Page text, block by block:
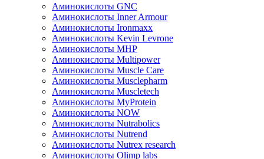
Аминокислоты GNC
Аминокислоты Inner Armour
Аминокислоты Ironmaxx
Аминокислоты Kevin Levrone
Аминокислоты MHP
Аминокислоты Multipower
Аминокислоты Muscle Care
Аминокислоты Musclepharm
Аминокислоты Muscletech
Аминокислоты MyProtein
Аминокислоты NOW
Аминокислоты Nutrabolics
Аминокислоты Nutrend
Аминокислоты Nutrex research
Аминокислоты Olimp labs